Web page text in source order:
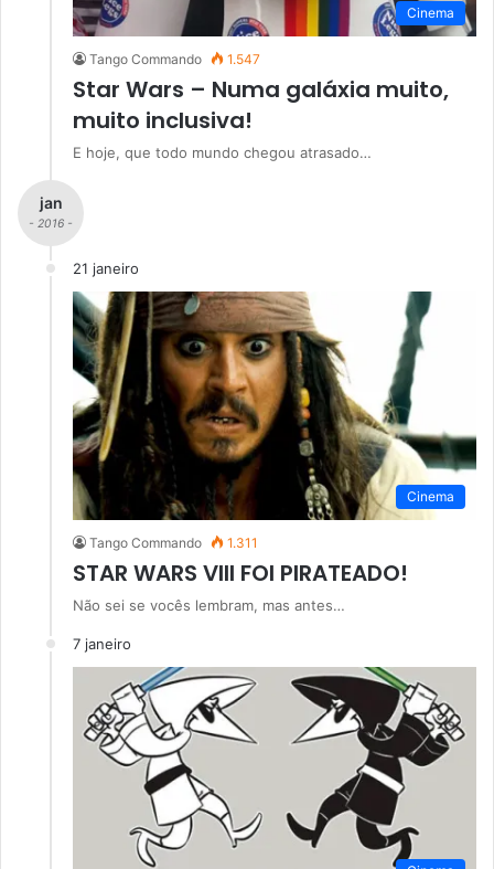
Cinema
Tango Commando 1.547
Star Wars – Numa galáxia muito,
muito inclusiva!
E hoje, que todo mundo chegou atrasado…
jan
- 2016 -
21 janeiro
Cinema
Tango Commando 1.311
STAR WARS VIII FOI PIRATEADO!
Não sei se vocês lembram, mas antes…
7 janeiro